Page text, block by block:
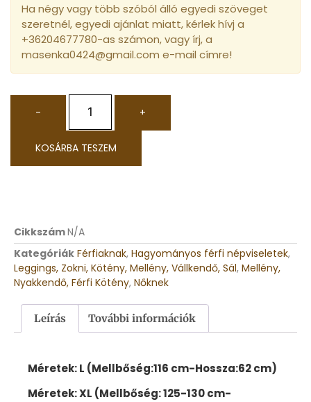
Ha négy vagy több szóból álló egyedi szöveget
szeretnél, egyedi ajánlat miatt, kérlek hívj a
+36204677780-as számon, vagy írj, a
masenka0424@gmail.com e-mail címre!
- +
KOSÁRBA TESZEM
CikkszámN/A
Kategóriák Férfiaknak, Hagyományos férfi népviseletek,
Leggings, Zokni, Kötény, Mellény, Vállkendő, Sál, Mellény,
Nyakkendő, Férfi Kötény, Nőknek
Leírás További információk
Méretek: L (Mellbőség:116 cm-Hossza:62 cm)
Méretek: XL (Mellbőség: 125-130 cm-